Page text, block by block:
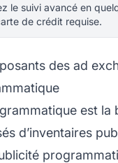
le suivi avancé en
de crédit requise.
des ad
est la
d’inventaires